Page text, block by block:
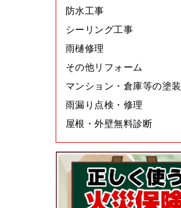
防水工事
シーリング工事
雨樋修理
その他リフォーム
マンション・倉庫等の塗装
雨漏り点検・修理
屋根・外壁無料診断